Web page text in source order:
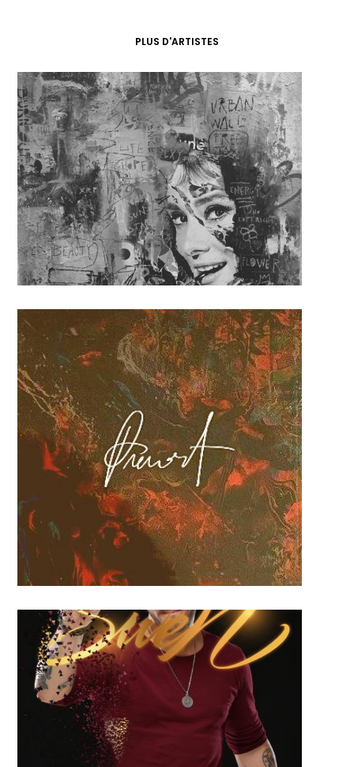
PLUS D'ARTISTES